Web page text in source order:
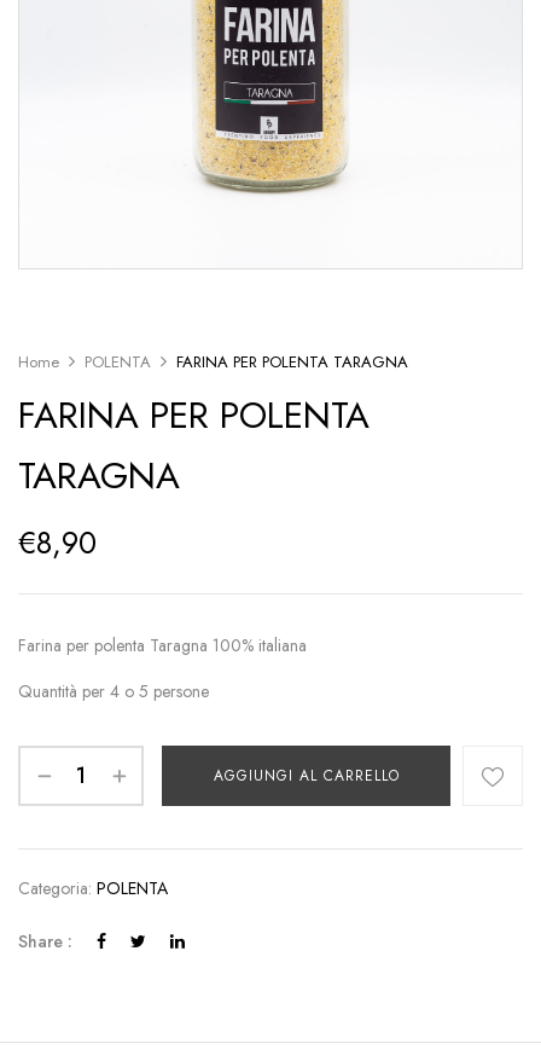
Home POLENTA FARINA PER POLENTA TARAGNA
FARINA PER POLENTA
TARAGNA
€8,90
Farina per polenta Taragna 100% italiana
Quantità per 4 o 5 persone
AGGIUNGI AL CARRELLO
Categoria: POLENTA
Share :